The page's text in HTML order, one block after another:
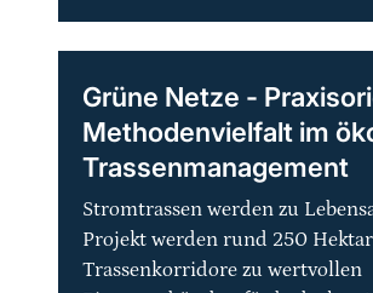
Grüne Netze -
Methodenvielfalt im
Trassenmanagement
Stromtrassen werden zu
Projekt werden rund 250 Hektar
Trassenkorridore zu wertvollen